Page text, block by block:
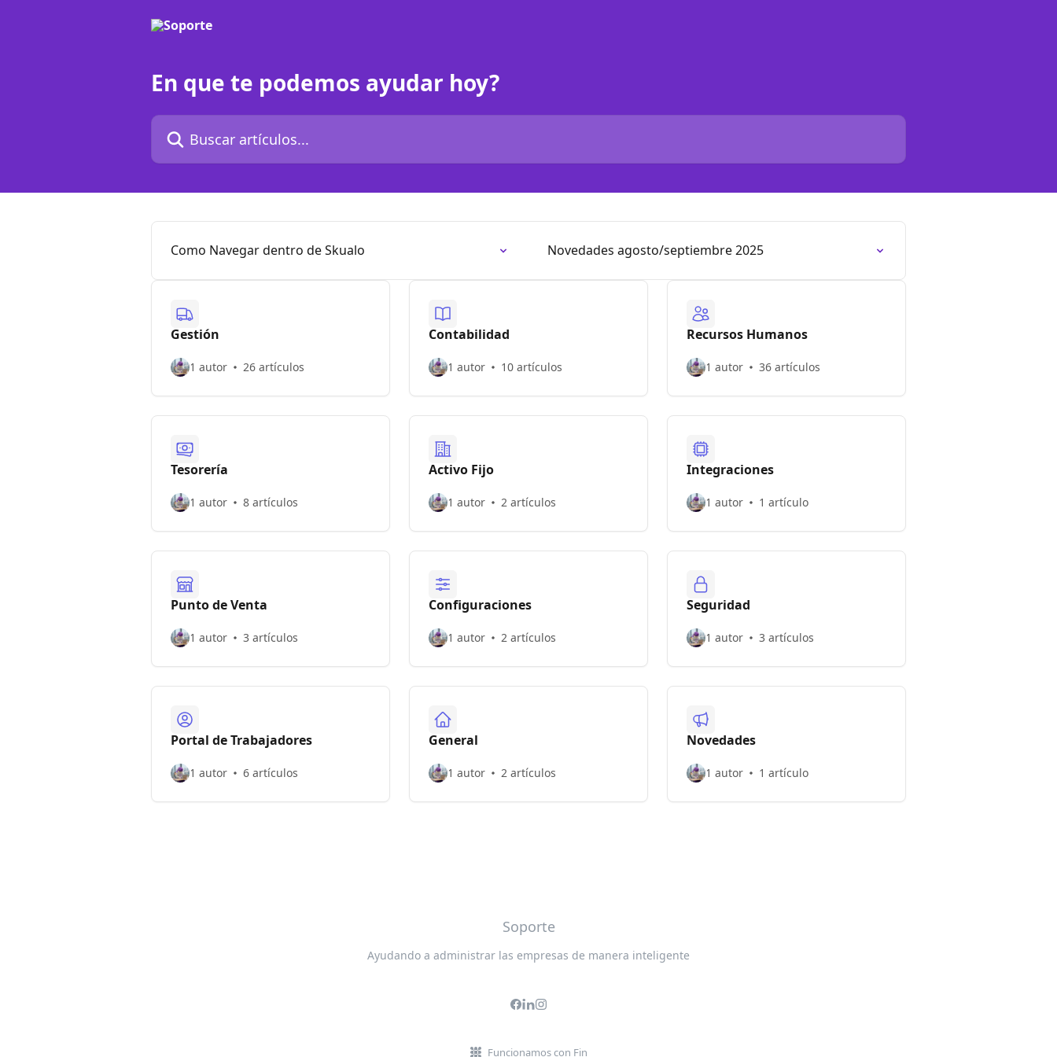
En que te podemos ayudar hoy?
Buscar artículos...
Como Navegar dentro de Skualo Novedades agosto/septiembre 2025
Gestión
1 autor 26 artículos
Contabilidad
1 autor 10 artículos
Recursos Humanos
1 autor 36 artículos
Tesorería
1 autor 8 artículos
Activo Fijo
1 autor 2 artículos
Integraciones
1 autor 1 artículo
Punto de Venta
1 autor 3 artículos
Configuraciones
1 autor 2 artículos
Seguridad
1 autor 3 artículos
Portal de Trabajadores
1 autor 6 artículos
General
1 autor 2 artículos
Novedades
1 autor 1 artículo
Soporte
Ayudando a administrar las empresas de manera inteligente
Funcionamos con Fin